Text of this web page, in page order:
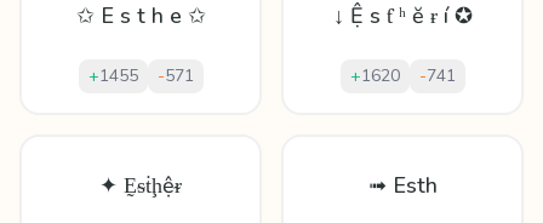
✩ E s t h e ✩
+1455 -571
↓ Ệ ѕ ƭ ʰ ĕ ɍ í ✪
+1620 -741
✦ Ḛᵴṫḩệᵲ ➟ Esth